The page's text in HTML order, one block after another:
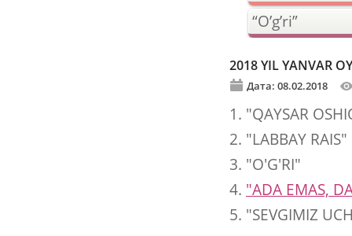
“O’g’ri”
2018 YIL YANVAR
Дата: 08.02.2018
1. "QAYSAR
2. "LABBAY RAIS"
3. "O'G'RI"
4. "ADA EMAS,
5. "SEVGIMIZ